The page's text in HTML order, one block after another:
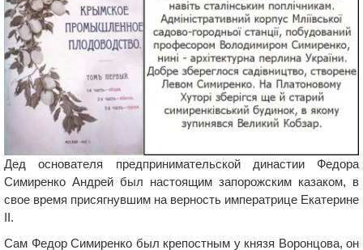
Дед основателя предпринимательской династии Федора
Симиренко Андрей был настоящим запорожским казаком, в
свое время присягнувшим на верность императрице Екатерине
II.
Сам Федор Симиренко был крепостным у князя Воронцова, он